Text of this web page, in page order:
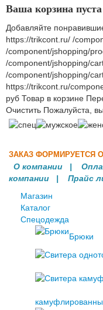
Ваша корзина пуста
Добавляйте
https://trikcont.ru/ /
/component/jshopping/
/component/jshopping/
/component/jshopping/
https://trikcont.ru/
руб Товар в корзине
Очистить Пожалуйста,
ЗАКАЗ ФОРМИРУЕТСЯ
О компании |
компании | Прайс
Магазин
Каталог
Спецодежда
Брюки